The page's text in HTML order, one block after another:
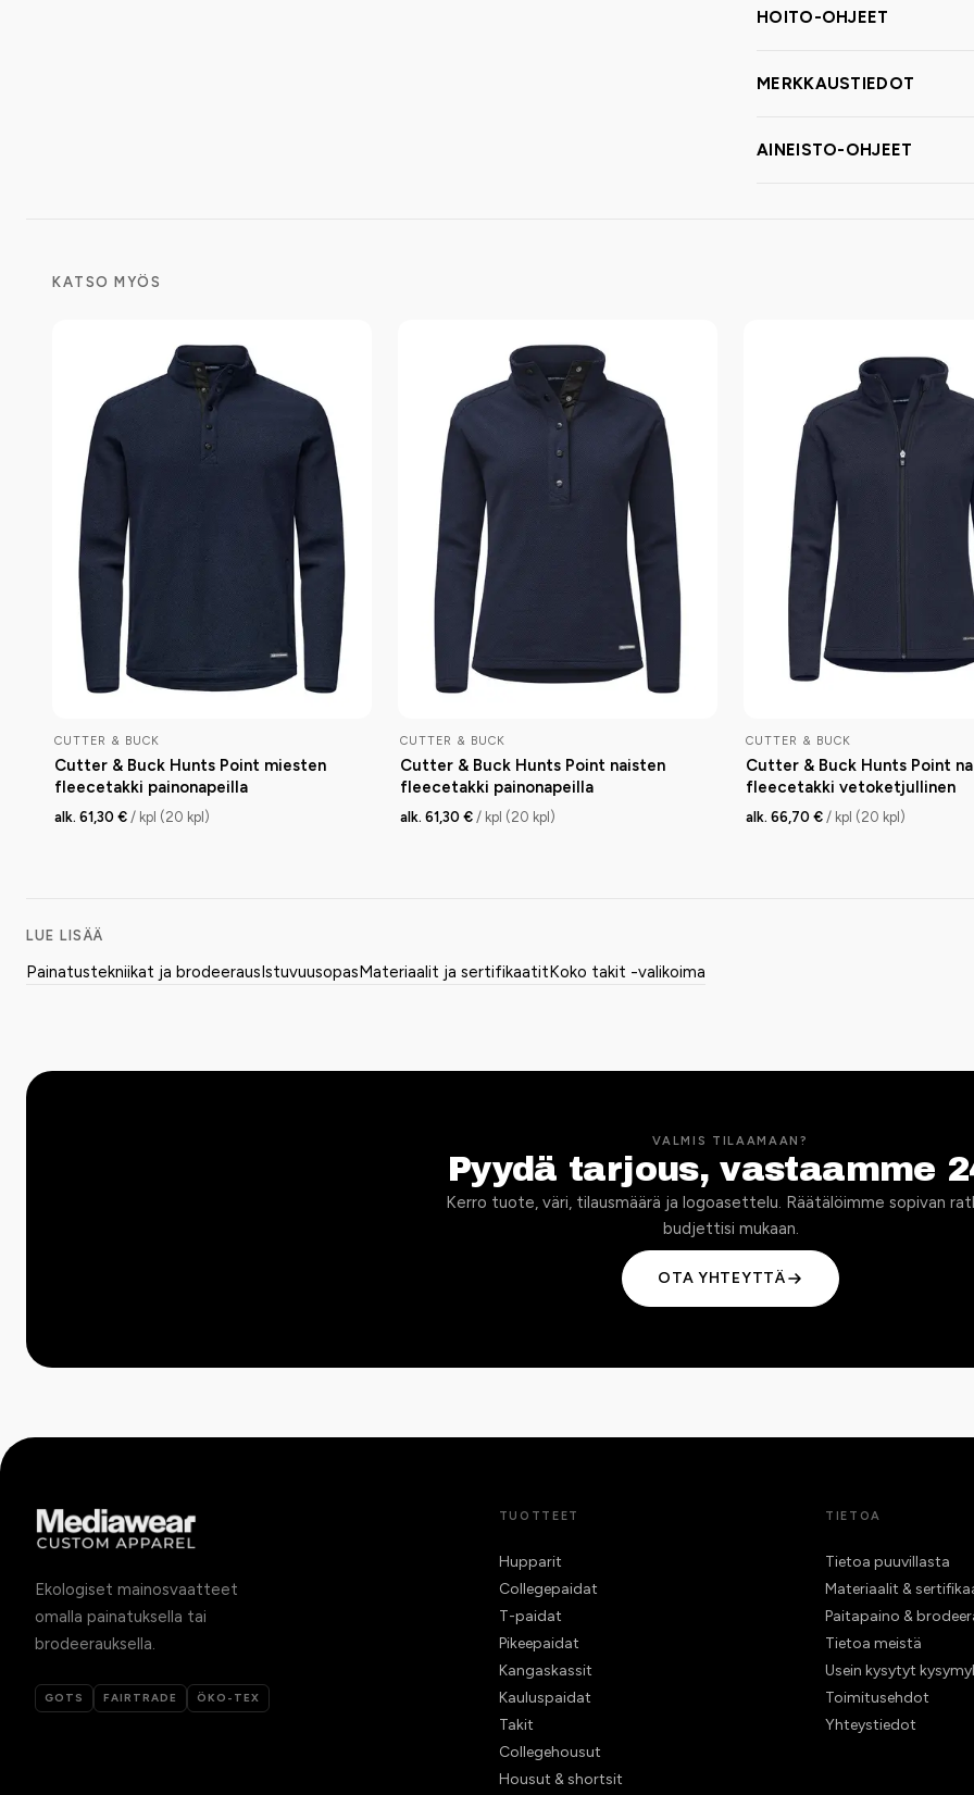
HOITO-OHJEET
MERKKAUSTIEDOT
AINEISTO-OHJEET
KATSO MYÖS
CUTTER & BUCK
Cutter & Buck Hunts Point miesten
fleecetakki painonapeilla
alk. 61,30 € / kpl (20 kpl)
CUTTER & BUCK
Cutter & Buck Hunts Point naisten
fleecetakki painonapeilla
alk. 61,30 € / kpl (20 kpl)
CUTTER & BUCK
Cutter & Buck Hunts Point
fleecetakki vetoketjullinen
alk. 66,70 € / kpl (20 kpl)
LUE LISÄÄ
Painatustekniikat ja brodeerausIstuvuusopasMateriaalit ja sertifikaatitKoko takit -valikoima
VALMIS TILAAMAAN?
Pyydä tarjous, vastaamme
Kerro tuote, väri, tilausmäärä ja logoasettelu. Räätälöimme sopivan
budjettisi mukaan.
OTA YHTEYTTÄ
Ekologiset mainosvaatteet
omalla painatuksella tai
brodeerauksella.
GOTS FAIRTRADE ÖKO-TEX
TUOTTEET
Hupparit
Collegepaidat
T-paidat
Pikeepaidat
Kangaskassit
Kauluspaidat
Takit
Collegehousut
Housut & shortsit
TIETOA
Tietoa puuvillasta
Materiaalit &
Paitapaino &
Tietoa meistä
Usein kysytyt
Toimitusehdot
Yhteystiedot